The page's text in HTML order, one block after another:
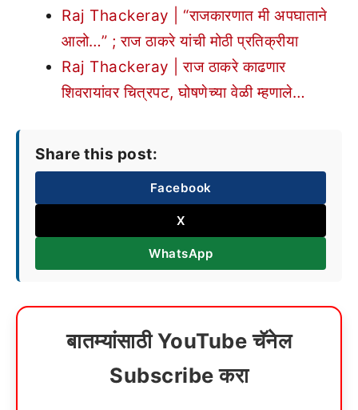
Raj Thackeray | “राजकारणात मी अपघाताने
आलो…” ; राज ठाकरे यांची मोठी प्रतिक्रीया
Raj Thackeray | राज ठाकरे काढणार
शिवरायांवर चित्रपट, घोषणेच्या वेळी म्हणाले…
Share this post:
Facebook
X
WhatsApp
बातम्यांसाठी YouTube चॅनेल
Subscribe करा